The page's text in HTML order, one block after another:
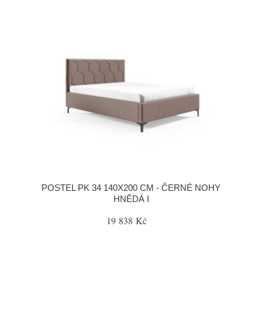
POSTEL PK 34 140X200 CM - ČERNÉ NOHY
HNĚDÁ I
19 838 Kč